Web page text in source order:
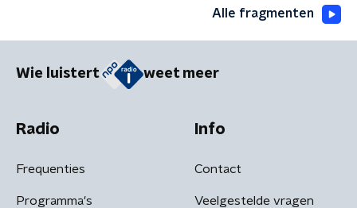
Alle fragmenten
Wie luistert weet meer
Radio
Frequenties
Programma's
Info
Contact
Veelgestelde vragen